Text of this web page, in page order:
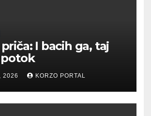
I bacih ga, taj
2026 KORZO PORTAL